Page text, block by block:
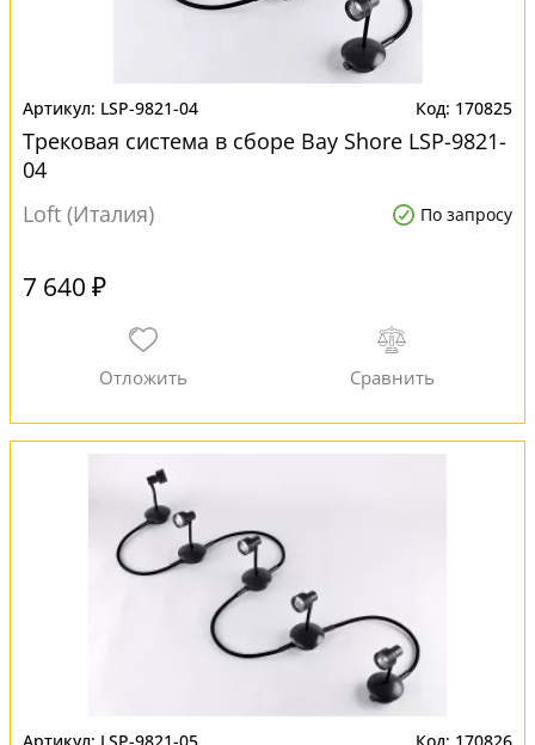
LSP-9821-04 170825
Трековая система в сборе Bay Shore LSP-9821-
04
Loft (Италия)
По запросу
7 640 ₽